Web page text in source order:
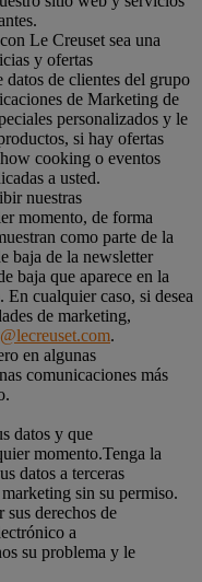
Le Creuset sea una
y ofertas
datos de clientes del grupo
de Marketing de
personalizados y le
si hay ofertas
cooking o eventos
a usted.
nuestras
momento, de forma
como parte de la
baja de la newsletter
baja que aparece en la
cualquier caso, si desea
de marketing,
.
en algunas
comunicaciones más
datos y que
momento.Tenga la
datos a terceras
sin su permiso.
derechos de
a
su problema y le